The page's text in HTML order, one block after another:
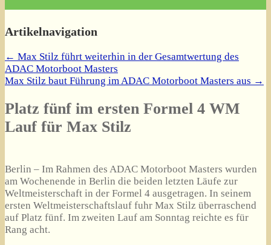
Artikelnavigation
← Max Stilz führt weiterhin in der Gesamtwertung des
ADAC Motorboot Masters
Max Stilz baut Führung im ADAC Motorboot Masters aus →
Platz fünf im ersten Formel 4 WM
Lauf für Max Stilz
Berlin – Im Rahmen des ADAC Motorboot Masters wurden
am Wochenende in Berlin die beiden letzten Läufe zur
Weltmeisterschaft in der Formel 4 ausgetragen. In seinem
ersten Weltmeisterschaftslauf fuhr Max Stilz überraschend
auf Platz fünf. Im zweiten Lauf am Sonntag reichte es für
Rang acht.